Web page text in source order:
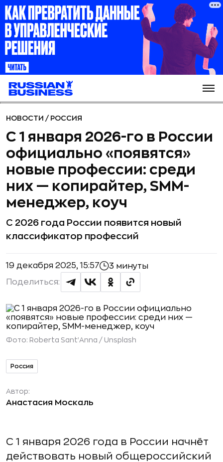
НОВОСТИ / РОССИЯ
С 1 января 2026-го в России
официально «появятся»
новые профессии: среди
них — копирайтер, SMM-
менеджер, коуч
С 2026 года России появится новый
классификатор профессий
19 декабря 2025, 15:57 3 минуты
Поделиться:
Фото: Roberta Sant'Anna / Unsplash
Россия
Автор:
Анастасия Москаль
С 1 января 2026 года в России начнёт
действовать новый общероссийский